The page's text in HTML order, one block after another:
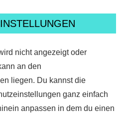
nicht angezeigt oder
an den
liegen. Du kannst die
ganz einfach
anpassen in dem du einen